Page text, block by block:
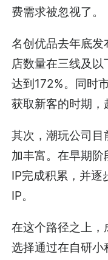
费需求被忽视了。
名创优品去年底发
店数量在三线及
达到172%。同时
获取新客的时期，
其次，潮玩公司目
加丰富。在早期
IP完成积累，并
IP。
在这个路径之上
选择通过在自研